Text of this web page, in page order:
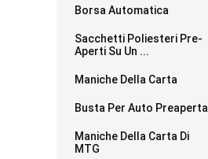
Borsa Automatica
Sacchetti Poliesteri Pre-
Aperti Su Un ...
Maniche Della Carta
Busta Per Auto Preaperta
Maniche Della Carta Di
MTG